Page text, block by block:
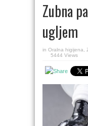
Zubna
ugljem
in Oralna higijena
5444 Views